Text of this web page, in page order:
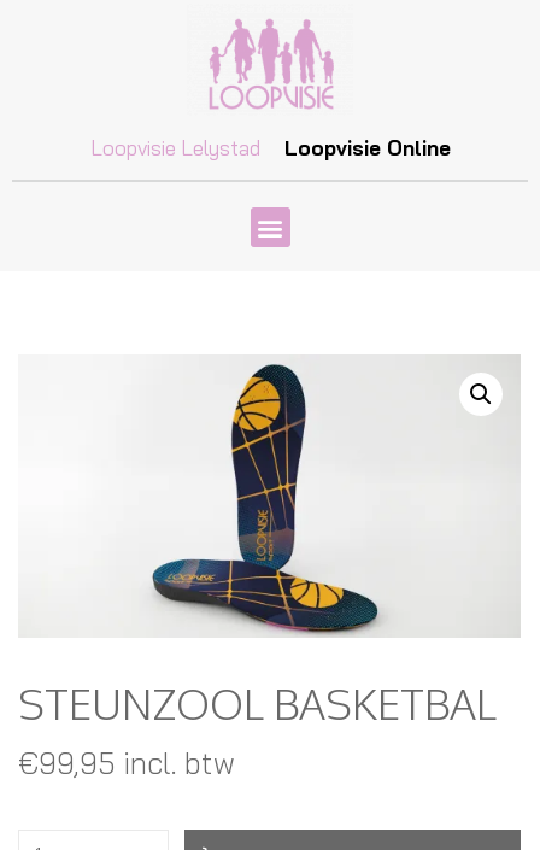
Loopvisie Lelystad Loopvisie Online
STEUNZOOL BASKETBAL
€99,95 incl. btw